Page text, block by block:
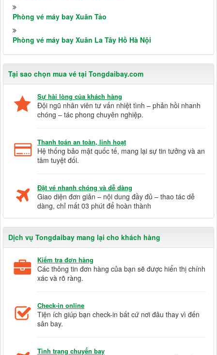
Phòng vé máy bay Xuân Tảo
Phòng vé máy bay Xuân La Tây Hồ Hà Nội
Tại sao chọn mua vé tại Tongdaibay.com
Sự hài lòng của khách hàng
Đội ngũ nhân viên tư vấn nhiệt tình – phản hồi nhanh
chóng – tác phong chuyên nghiệp.
Thanh toán an toàn, linh hoạt
Hệ thống bảo mật quốc tế, mang lại sự tin tưởng và an
tâm tuyệt đối.
Đặt vé nhanh chóng và dễ dàng
Giao diện đơn giản – nội dung đầy đủ – thao tác dễ
dàng, chỉ mất 03 phút để hoàn thành
Dịch vụ Tongdaibay mang lại cho khách hàng
Kiểm tra đơn hàng
Các thông tin đơn hàng của bạn sẽ được hiển thị chính
xác và rõ ràng.
Check-in online
Tiện ích giúp bạn check-in bất cứ nơi đâu thay vì đến
sân bay.
Tình trạng chuyến bay